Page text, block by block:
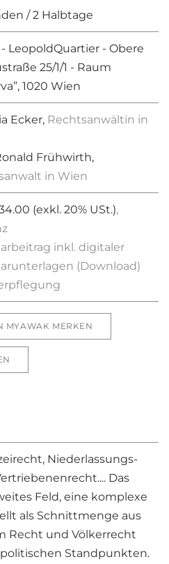
/ 2 Halbtage
- LeopoldQuartier - Obere
25/1/1 - Raum
1020 Wien
Ecker, Rechtsanwältin in
Frühwirth,
in Wien
(exkl. 20% USt.),
inkl. digitaler
(Download)
MYAWAK MERKEN
Niederlassungs-
Das
Feld, eine komplexe
als Schnittmenge aus
Recht und Völkerrecht
Standpunkten.